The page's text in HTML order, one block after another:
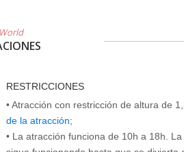
RESTRICCIONES
• Atracción con restricción de altura de
de la atracción;
• La atracción funciona de 10h a 18h.